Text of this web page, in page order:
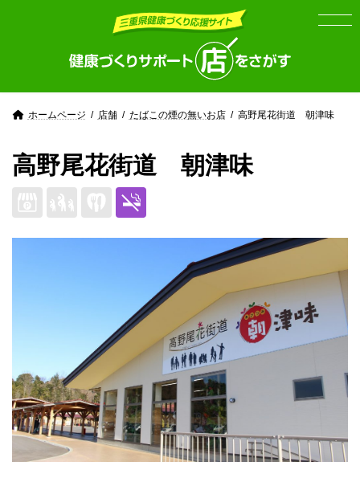
ホームページ 店舗 たばこの煙の無いお店 高野尾花街道 朝津味
高野尾花街道 朝津味